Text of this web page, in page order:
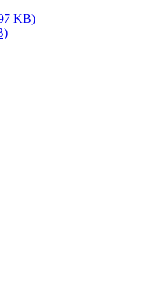
KB)